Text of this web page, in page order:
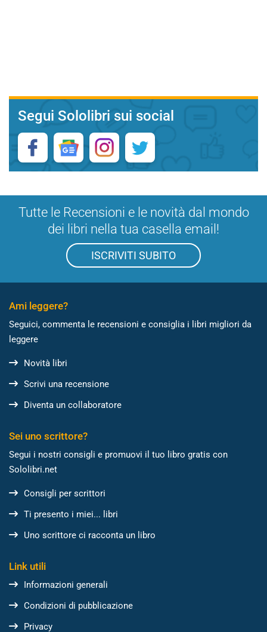
Segui Sololibri sui social
Tutte le Recensioni e le novità dal mondo
dei libri nella tua casella email!
ISCRIVITI SUBITO
Ami leggere?
Seguici, commenta le recensioni e consiglia i libri migliori da
leggere
Novità libri
Scrivi una recensione
Diventa un collaboratore
Sei uno scrittore?
Segui i nostri consigli e promuovi il tuo libro gratis con
Sololibri.net
Consigli per scrittori
Ti presento i miei... libri
Uno scrittore ci racconta un libro
Link utili
Informazioni generali
Condizioni di pubblicazione
Privacy